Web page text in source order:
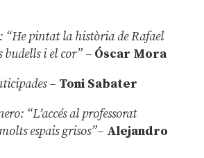
“He pintat la història de Rafael
budells i el cor” –Óscar Mora
– Toni Sabater
“L’accés al professorat
espais grisos”– Alejandro